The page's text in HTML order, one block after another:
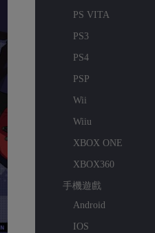
PS VITA
PS3
PS4
PSP
Wii
Wiiu
XBOX ONE
XBOX360
手機遊戲
Android
IOS